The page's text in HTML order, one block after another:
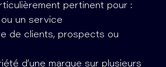
pertinent pour :
un service
de clients, prospects ou
d’une marque sur plusieurs